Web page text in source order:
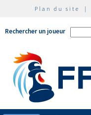
Plan du site |
Rechercher un joueur